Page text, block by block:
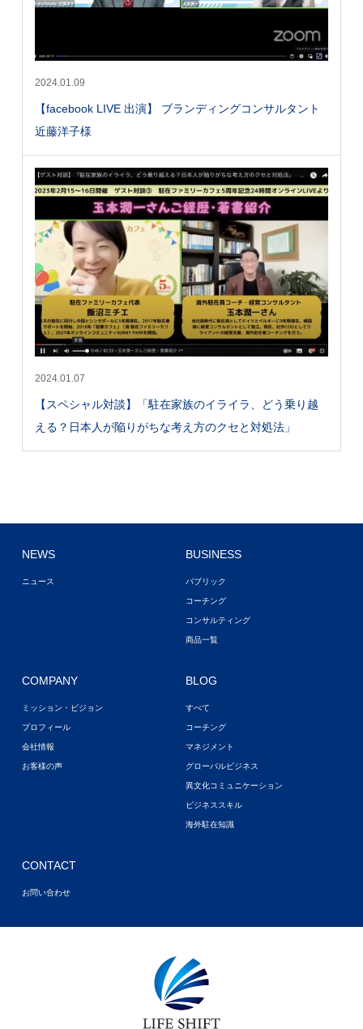
2024.01.09
【facebook LIVE 出演】 ブランディングコンサルタント
近藤洋子様
2024.01.07
【スペシャル対談】「駐在家族のイライラ、どう乗り越
える？日本人が陥りがちな考え方のクセと対処法」
NEWS
ニュース
BUSINESS
パブリック
コーチング
コンサルティング
商品一覧
COMPANY
ミッション・ビジョン
プロフィール
会社情報
お客様の声
BLOG
すべて
コーチング
マネジメント
グローバルビジネス
異文化コミュニケーション
ビジネススキル
海外駐在知識
CONTACT
お問い合わせ